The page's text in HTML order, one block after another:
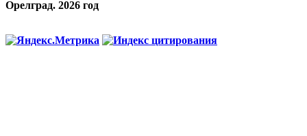
Орелград. 2026 год